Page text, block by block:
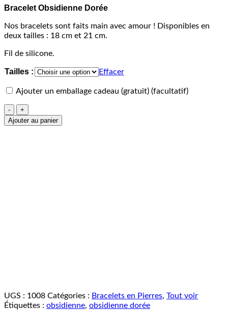
CHF 20
CHF 25
Bracelet Obsidienne Dorée
Nos bracelets sont faits main avec amour ! Disponibles en
deux tailles : 18 cm et 21 cm.
Fil de silicone.
Tailles : Effacer
Ajouter un emballage cadeau (gratuit) (facultatif)
quantité
de
Bracelet
Ajouter au panier
UGS : 1008 Catégories : Bracelets en Pierres, Tout voir
Étiquettes : obsidienne, obsidienne dorée